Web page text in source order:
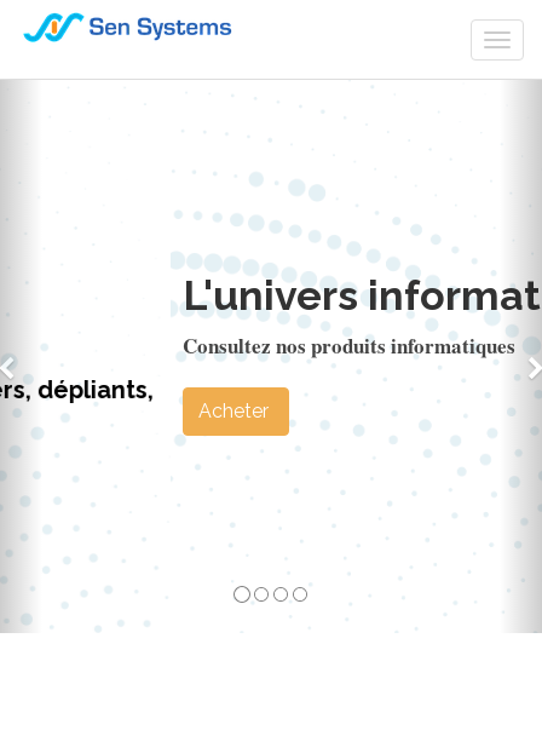
L'univers informatique
Consultez nos produits informatiques
Acheter